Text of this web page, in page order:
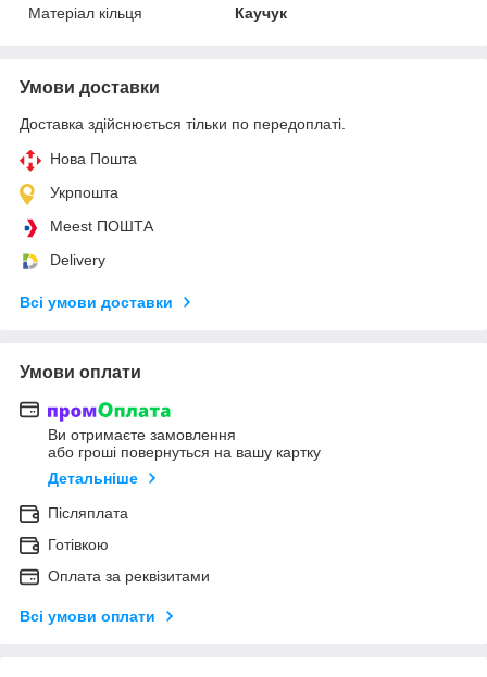
Матеріал кільця
Каучук
Умови доставки
Доставка здійснюється тільки по передоплаті.
Нова Пошта
Укрпошта
Meest ПОШТА
Delivery
Всі умови доставки
Умови оплати
Ви отримаєте замовлення
або гроші повернуться на вашу картку
Детальніше
Післяплата
Готівкою
Оплата за реквізитами
Всі умови оплати